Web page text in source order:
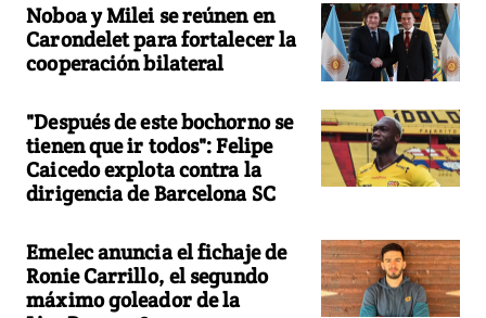
Noboa y Milei se reúnen en
Carondelet para fortalecer la
cooperación bilateral
"Después de este bochorno se
tienen que ir todos": Felipe
Caicedo explota contra la
dirigencia de Barcelona SC
Emelec anuncia el fichaje de
Ronie Carrillo, el segundo
máximo goleador de la